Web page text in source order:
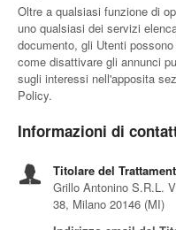
Oltre a qualsiasi funzione di
uno qualsiasi dei servizi
documento, gli Utenti
come disattivare gli annunci
sugli interessi nell'apposita
Policy.
Informazioni di
Titolare del
Grillo Antonino S.R.L.
38, Milano 20146 (MI)